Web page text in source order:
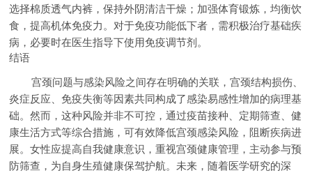
选择棉质透气内裤，保持外阴清洁干燥；加强体育锻炼，均衡饮
食，提高机体免疫力。对于免疫功能低下者，需积极治疗基础疾
病，必要时在医生指导下使用免疫调节剂。
结语
宫颈问题与感染风险之间存在明确的关联，宫颈结构损伤、
炎症反应、免疫失衡等因素共同构成了感染易感性增加的病理基
础。然而，这种风险并非不可控，通过疫苗接种、定期筛查、健
康生活方式等综合措施，可有效降低宫颈感染风险，阻断疾病进
展。女性应提高自我健康意识，重视宫颈健康管理，主动参与预
防筛查，为自身生殖健康保驾护航。未来，随着医学研究的深